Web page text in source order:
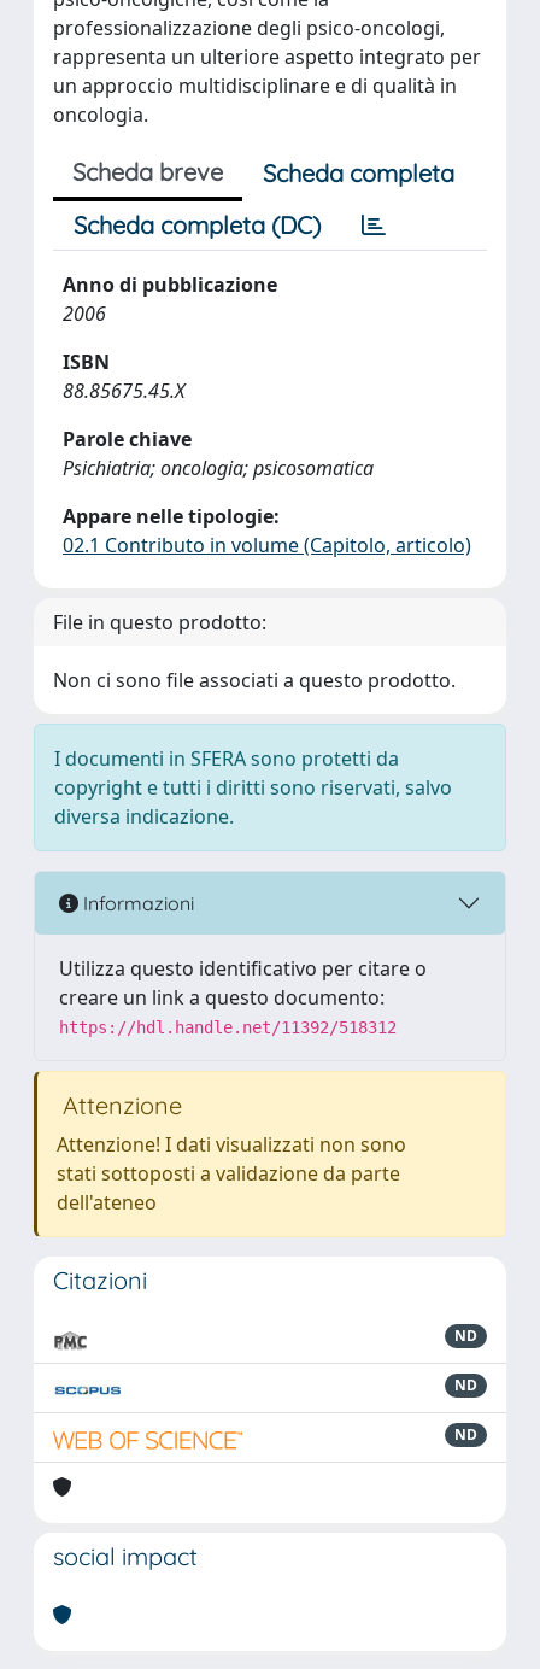
professionalizzazione degli psico-oncologi,
rappresenta un ulteriore aspetto integrato per
un approccio multidisciplinare e di qualità in
oncologia.
Scheda breve
Scheda completa
Scheda completa (DC)
Anno di pubblicazione
2006
ISBN
88.85675.45.X
Parole chiave
Psichiatria; oncologia; psicosomatica
Appare nelle tipologie:
02.1 Contributo in volume (Capitolo, articolo)
File in questo prodotto:
Non ci sono file associati a questo prodotto.
I documenti in SFERA sono protetti da
copyright e tutti i diritti sono riservati, salvo
diversa indicazione.
Informazioni
Utilizza questo identificativo per citare o
creare un link a questo documento:
https://hdl.handle.net/11392/518312
Attenzione
Attenzione! I dati visualizzati non sono
stati sottoposti a validazione da parte
dell'ateneo
Citazioni
ND
ND
ND
social impact